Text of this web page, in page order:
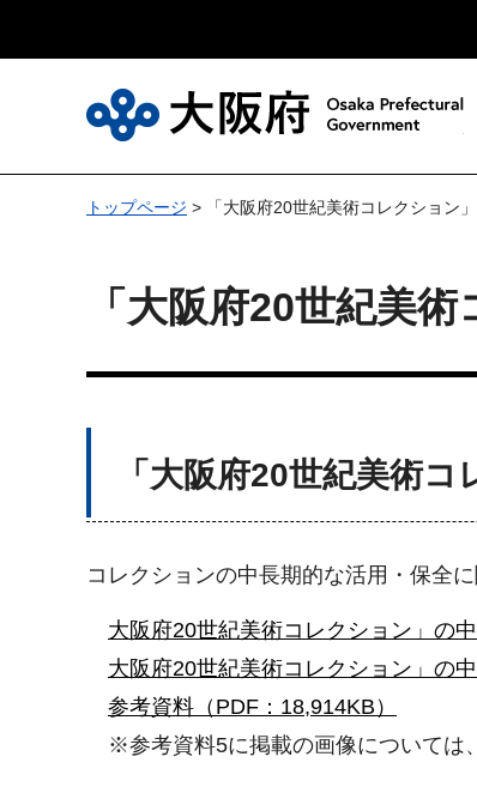
トップページ > 「大阪府20世紀美術コレクション
「大阪府20世紀美
「大阪府20世紀美術
コレクションの中長期的な活用・保全
大阪府20世紀美術コレクション」の
大阪府20世紀美術コレクション」の
参考資料（PDF：18,914KB）
※参考資料5に掲載の画像については